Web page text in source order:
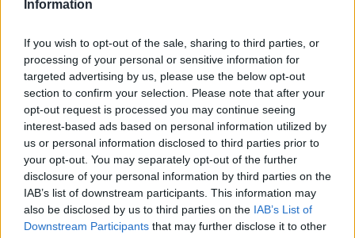
Information
If you wish to opt-out of the sale, sharing to third parties, or
processing of your personal or sensitive information for
targeted advertising by us, please use the below opt-out
section to confirm your selection. Please note that after your
opt-out request is processed you may continue seeing
interest-based ads based on personal information utilized by
us or personal information disclosed to third parties prior to
your opt-out. You may separately opt-out of the further
disclosure of your personal information by third parties on the
IAB’s list of downstream participants. This information may
also be disclosed by us to third parties on the IAB’s List of
Downstream Participants that may further disclose it to other
pour favoriser la circulation sanguine et réduire la
raideur. L’utilisation régulière peut améliorer la
mobilité et diminuer la sensation de douleur,
notamment en cas d’arthrite chronique.
Exemples : coussins chauffants électriques,
bouillottes
Conseil : ne pas appliquer directement sur la
peau, utiliser une housse ou une serviette
Les coussins froids